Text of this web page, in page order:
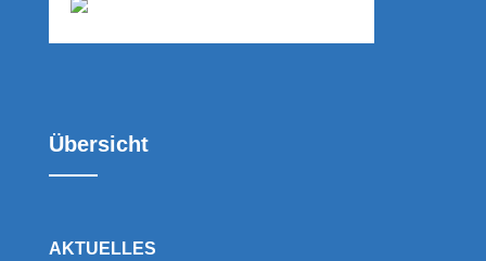
Übersicht
AKTUELLES